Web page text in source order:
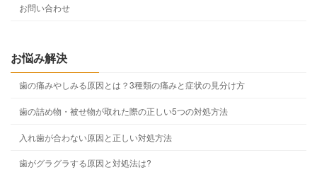
お問い合わせ
お悩み解決
歯の痛みやしみる原因とは？3種類の痛みと症状の見分け方
歯の詰め物・被せ物が取れた際の正しい5つの対処方法
入れ歯が合わない原因と正しい対処方法
歯がグラグラする原因と対処法は?